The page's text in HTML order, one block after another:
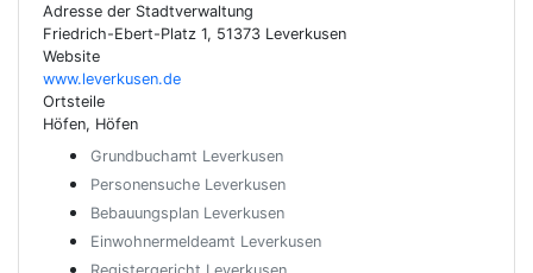
Adresse der Stadtverwaltung
Friedrich-Ebert-Platz 1, 51373 Leverkusen
Website
www.leverkusen.de
Ortsteile
Höfen, Höfen
Grundbuchamt Leverkusen
Personensuche Leverkusen
Bebauungsplan Leverkusen
Einwohnermeldeamt Leverkusen